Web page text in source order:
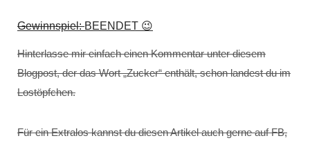
Gewinnspiel:BEENDET 😉
Hinterlasse mir einfach einen Kommentar unter diesem
Blogpost, der das Wort „Zucker“ enthält, schon landest du im
Lostöpfchen.
Für ein Extralos kannst du diesen Artikel auch gerne auf FB,